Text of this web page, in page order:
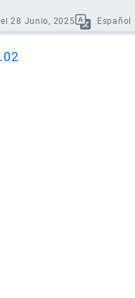
28 Junio, 2025 Español